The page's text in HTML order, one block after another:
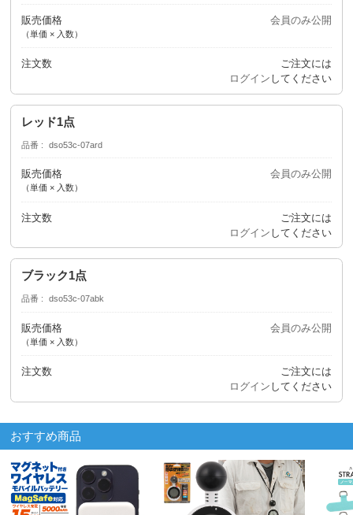
販売価格
（単価 × 入数）
会員のみ公開
注文数
ご注文には
ログイン してください
レッド1点
品番 dso53c-07ard
販売価格
（単価 × 入数）
会員のみ公開
注文数
ご注文には
ログイン してください
ブラック1点
品番 dso53c-07abk
販売価格
（単価 × 入数）
会員のみ公開
注文数
ご注文には
ログイン してください
おすすめ商品